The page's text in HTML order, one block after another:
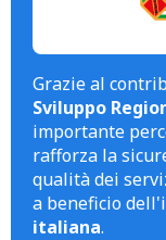
Grazie al
Sviluppo
importante
rafforza la
qualità dei
a beneficio
italiana.